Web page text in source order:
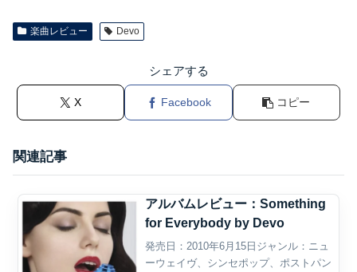
楽曲レビュー Devo
シェアする
X Facebook コピー
関連記事
アルバムレビュー：Something
for Everybody by Devo
発売日：2010年6月15日ジャンル：ニュ
ーウェイヴ、シンセポップ、ポストパン